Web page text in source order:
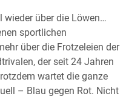
über die Löwen…
sportlichen
über die Frotzeleien der
der seit 24 Jahren
wartet die ganze
– Blau gegen Rot. Nicht